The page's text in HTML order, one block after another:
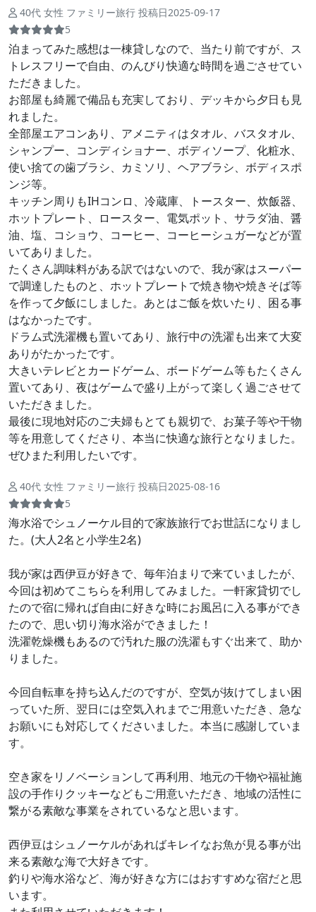
40代 女性 ファミリー旅行 投稿日2025-09-17
5
泊まってみた感想は一棟貸しなので、当たり前ですが、ス
トレスフリーで自由、のんびり快適な時間を過ごさせてい
ただきました。
お部屋も綺麗で備品も充実しており、デッキから夕日も見
れました。
全部屋エアコンあり、アメニティはタオル、バスタオル、
シャンプー、コンディショナー、ボディソープ、化粧水、
使い捨ての歯ブラシ、カミソリ、ヘアブラシ、ボディスポ
ンジ等。
キッチン周りもIHコンロ、冷蔵庫、トースター、炊飯器、
ホットプレート、ロースター、電気ポット、サラダ油、醤
油、塩、コショウ、コーヒー、コーヒーシュガーなどが置
いてありました。
たくさん調味料がある訳ではないので、我が家はスーパー
で調達したものと、ホットプレートで焼き物や焼きそば等
を作って夕飯にしました。あとはご飯を炊いたり、困る事
はなかったです。
ドラム式洗濯機も置いてあり、旅行中の洗濯も出来て大変
ありがたかったです。
大きいテレビとカードゲーム、ボードゲーム等もたくさん
置いてあり、夜はゲームで盛り上がって楽しく過ごさせて
いただきました。
最後に現地対応のご夫婦もとても親切で、お菓子等や干物
等を用意してくださり、本当に快適な旅行となりました。
ぜひまた利用したいです。
40代 女性 ファミリー旅行 投稿日2025-08-16
5
海水浴でシュノーケル目的で家族旅行でお世話になりまし
た。(大人2名と小学生2名)
我が家は西伊豆が好きで、毎年泊まりで来ていましたが、
今回は初めてこちらを利用してみました。一軒家貸切でし
たので宿に帰れば自由に好きな時にお風呂に入る事ができ
たので、思い切り海水浴ができました！
洗濯乾燥機もあるので汚れた服の洗濯もすぐ出来て、助か
りました。
今回自転車を持ち込んだのですが、空気が抜けてしまい困
っていた所、翌日には空気入れまでご用意いただき、急な
お願いにも対応してくださいました。本当に感謝していま
す。
空き家をリノベーションして再利用、地元の干物や福祉施
設の手作りクッキーなどもご用意いただき、地域の活性に
繋がる素敵な事業をされているなと思います。
西伊豆はシュノーケルがあればキレイなお魚が見る事が出
来る素敵な海で大好きです。
釣りや海水浴など、海が好きな方にはおすすめな宿だと思
います。